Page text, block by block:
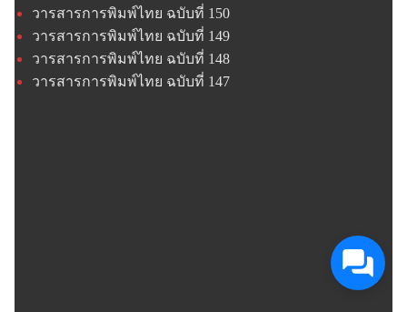
วารสารการพิมพ์ไทย ฉบับที่ 150
วารสารการพิมพ์ไทย ฉบับที่ 149
วารสารการพิมพ์ไทย ฉบับที่ 148
วารสารการพิมพ์ไทย ฉบับที่ 147